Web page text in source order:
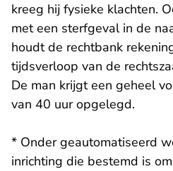
kreeg hij fysieke klachten.
met een sterfgeval in de
houdt de rechtbank
tijdsverloop van de
De man krijgt een geheel
van 40 uur opgelegd.
* Onder geautomatiseerd
inrichting die bestemd is